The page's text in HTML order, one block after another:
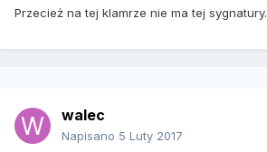
Przecież na tej klamrze nie ma tej sygnatury.
walec
Napisano 5 Luty 2017